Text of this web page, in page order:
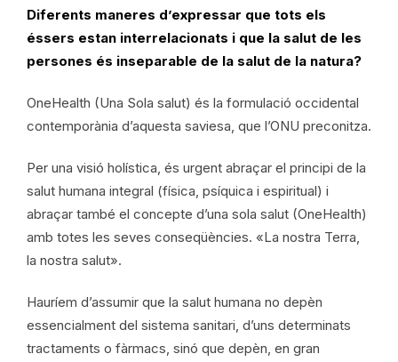
Diferents maneres d’expressar que tots els
éssers estan interrelacionats i que la salut de les
persones és inseparable de la salut de la natura?
OneHealth (Una Sola salut) és la formulació occidental
contemporània d’aquesta saviesa, que l’ONU preconitza.
Per una visió holística, és urgent abraçar el principi de la
salut humana integral (física, psíquica i espiritual) i
abraçar també el concepte d’una sola salut (OneHealth)
amb totes les seves conseqüències. «La nostra Terra,
la nostra salut».
Hauríem d’assumir que la salut humana no depèn
essencialment del sistema sanitari, d’uns determinats
tractaments o fàrmacs, sinó que depèn, en gran